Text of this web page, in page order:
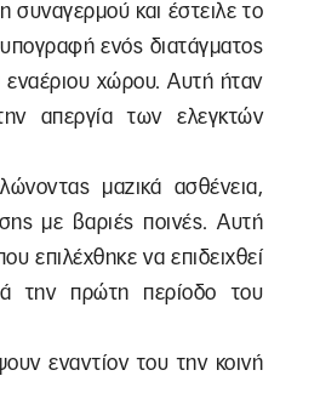
και έστειλε το
ενός διατάγματος
εναέριου χώρου. Αυτή ήταν
απεργία των ελεγκτών
μαζικά ασθένεια,
με βαριές ποινές. Αυτή
επιλέχθηκε να επιδειχθεί
την πρώτη περίοδο του
εναντίον του την κοινή